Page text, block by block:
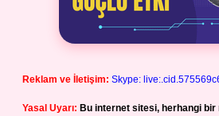
Reklam ve İletişim: Skype:
Yasal Uyarı: Bu internet sitesi, herhangi